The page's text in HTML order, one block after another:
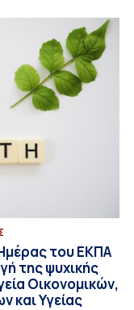
του ΕΚΠΑ
της ψυχικής
Οικονομικών,
και Υγείας